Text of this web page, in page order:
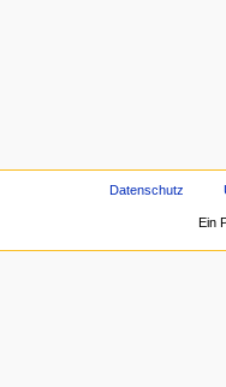
Datenschutz
Ein